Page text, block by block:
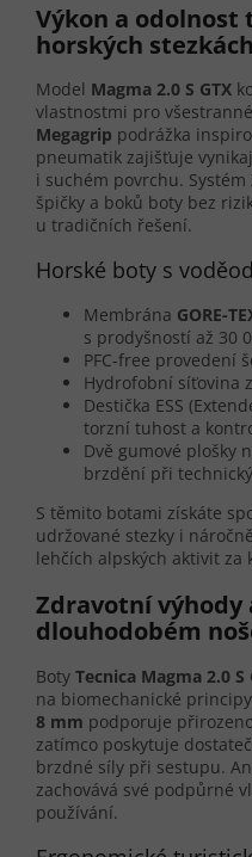
Výkon a odolnost
horských stezkách
Model Magma 2.0 S GTX
vlastnostmi pro
Megagrip podrážka
pneumatik zajišťuje
i suchém povrchu. Systém
špičky a boků boty bez
u tradičních řešení.
Horské boty s
Membrána GORE-
s prodyšností až 30
PFC-free provedení
Hydrofobní síťovina
Destička ESS
torzní tuhost a
Dvě gumové plošky
brzdění při
S těmito botami získáte
udržované stezky i
lehčích alpských aktivit za
Zdravotní výhody
dlouhodobém
Boty Tecnica Magma 2.0 S
na biomechanické
8 mm podporuje
zatímco poskytuje
brzdné síly při sestupu.
zachovává své podpůrné
používání.